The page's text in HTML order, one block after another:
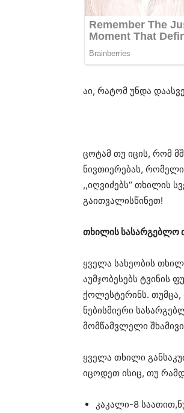
აი, რატომ უნდა
ცოტამ თუ იცის, რომ
ნივთიერებას,
,,იღვიძებს“ თხილის
გაითვალისწინეთ!
თხილის სასარგებლო
ყველა სახეობის
აუმჯობესებს ტვინის
ქოლესტერინს.
ნებისმიერი
მომწამვლელი
ყველა თხილი
იცოდეთ ისიც, თუ
კაკალი-8